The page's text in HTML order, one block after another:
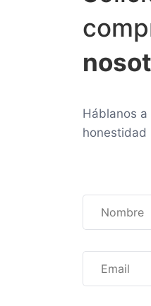
Háblanos
honestidad